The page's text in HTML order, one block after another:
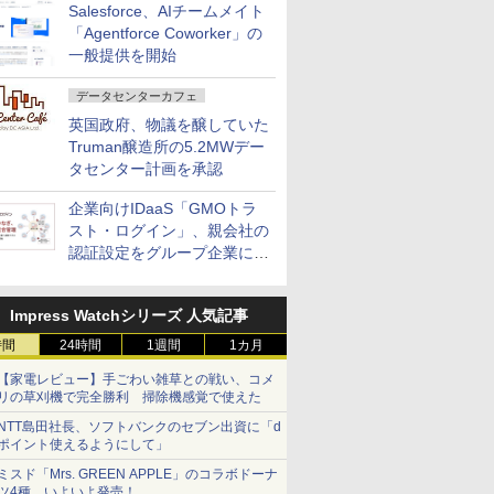
Salesforce、AIチームメイト
「Agentforce Coworker」の
一般提供を開始
データセンターカフェ
英国政府、物議を醸していた
Truman醸造所の5.2MWデー
タセンター計画を承認
企業向けIDaaS「GMOトラ
スト・ログイン」、親会社の
認証設定をグループ企業に展
Impress Watchシリーズ 人気記事
24時間 1週間 1カ月
家電レビュー】手ごわい雑草との戦い、コメ
の草刈機で完全勝利 掃除機感覚で使えた
島田社長、ソフトバンクのセブン出資に「d
イント使えるようにして」
スド「Mrs. GREEN APPLE」のコラボドーナ